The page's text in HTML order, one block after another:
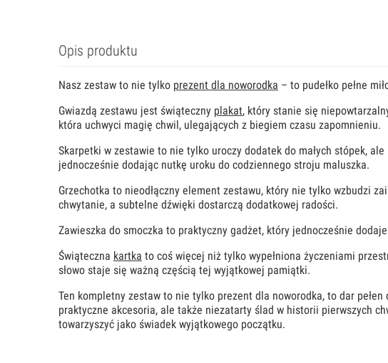
Opis produktu
Nasz zestaw to nie tylko prezent dla noworodka – to pudełko pełne
Gwiazdą zestawu jest świąteczny plakat, który stanie się
która uchwyci magię chwil, ulegających z biegiem czasu zapomnieniu.
Skarpetki w zestawie to nie tylko uroczy dodatek do małych stópek,
jednocześnie dodając nutkę uroku do codziennego stroju maluszka.
Grzechotka to nieodłączny element zestawu, który nie tylko wzbudzi
chwytanie, a subtelne dźwięki dostarczą dodatkowej radości.
Zawieszka do smoczka to praktyczny gadżet, który jednocześnie
Świąteczna kartka to coś więcej niż tylko wypełniona życzeniami
słowo staje się ważną częścią tej wyjątkowej pamiątki.
Ten kompletny zestaw to nie tylko prezent dla noworodka, to dar
praktyczne akcesoria, ale także niezatarty ślad w historii pierwszych
towarzyszyć jako świadek wyjątkowego początku.